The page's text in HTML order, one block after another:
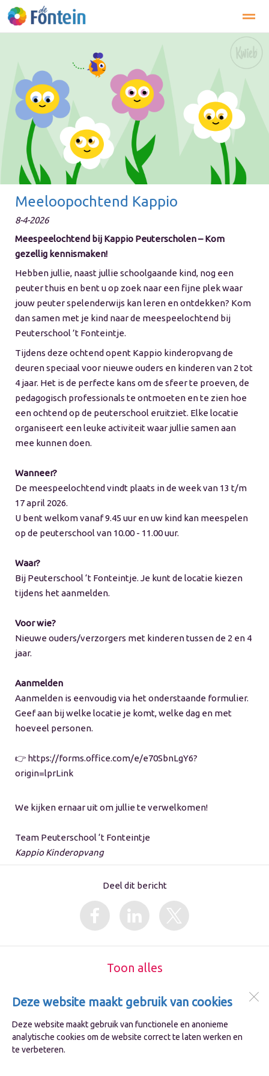
Zoeken
Deze website maakt gebruik van cookies
Deze website maakt gebruik van functionele en anonieme
analytische cookies om de website correct te laten werken en
te verbeteren.
Meeloopochtend Kappio
8-4-2026
Meespeelochtend bij Kappio Peuterscholen – Kom
gezellig kennismaken!
Hebben jullie, naast jullie schoolgaande kind, nog een
peuter thuis en bent u op zoek naar een fijne plek waar
jouw peuter spelenderwijs kan leren en ontdekken? Kom
dan samen met je kind naar de meespeelochtend bij
Peuterschool ’t Fonteintje.
Tijdens deze ochtend opent Kappio kinderopvang de
deuren speciaal voor nieuwe ouders en kinderen van 2 tot
4 jaar. Het is de perfecte kans om de sfeer te proeven, de
pedagogisch professionals te ontmoeten en te zien hoe
een ochtend op de peuterschool eruitziet. Elke locatie
organiseert een leuke activiteit waar jullie samen aan
mee kunnen doen.
Wanneer?
De meespeelochtend vindt plaats in de week van 13 t/m
17 april 2026.
U bent welkom vanaf 9.45 uur en uw kind kan meespelen
op de peuterschool van 10.00 - 11.00 uur.
Waar?
Bij Peuterschool ‘t Fonteintje. Je kunt de locatie kiezen
tijdens het aanmelden.
Voor wie?
Nieuwe ouders/verzorgers met kinderen tussen de 2 en 4
jaar.
Aanmelden
Aanmelden is eenvoudig via het onderstaande formulier.
Geef aan bij welke locatie je komt, welke dag en met
hoeveel personen.
👉 https://forms.office.com/e/e70SbnLgY6?
origin=lprLink
We kijken ernaar uit om jullie te verwelkomen!
Team Peuterschool ‘t Fonteintje
Kappio Kinderopvang
Deel dit bericht
Toon alles
IKC De Fontein
IJsselmeerstraat 184
1784 MA
Den Helder